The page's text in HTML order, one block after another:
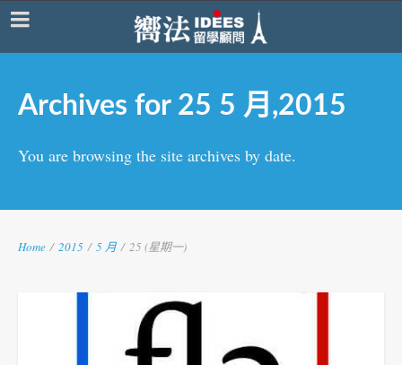
Archives for 25 5 月,2015
You are browsing the site archives by date.
Home / 2015 / 5 月 / 25 (星期一)